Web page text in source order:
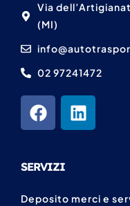
Via
(MI)
02 97241472
SERVIZI
Deposito merci e